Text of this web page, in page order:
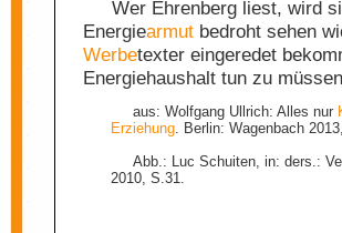
Wer Ehrenberg liest, wird
Energiearmut bedroht sehen
Werbetexter eingeredet
Energiehaushalt tun zu
aus: Wolfgang Ullrich: Alles nur
Erziehung. Berlin: Wagenbach
Abb.: Luc Schuiten, in: ders.:
2010, S.31.